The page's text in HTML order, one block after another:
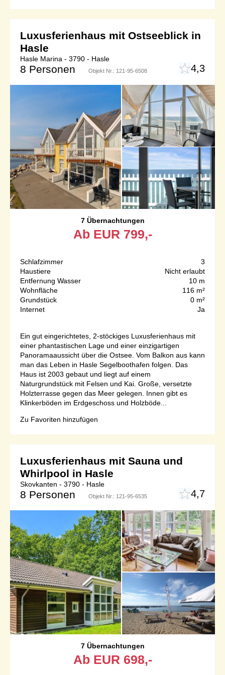
Luxusferienhaus mit Ostseeblick in
Hasle
Hasle Marina - 3790 - Hasle
8 Personen Objekt Nr.: 121-95-6508 4,3
7 Übernachtungen
Ab EUR 799,-
Schlafzimmer
3
Haustiere
Nicht erlaubt
Entfernung Wasser
10 m
Wohnfläche
116 m²
Grundstück
0 m²
Internet
Ja
Ein gut eingerichtetes, 2-stöckiges Luxusferienhaus mit
einer phantastischen Lage und einer einzigartigen
Panoramaaussicht über die Ostsee. Vom Balkon aus kann
man das Leben in Hasle Segelboothafen folgen. Das
Haus ist 2003 gebaut und liegt auf einem
Naturgrundstück mit Felsen und Kai. Große, versetzte
Holzterrasse gegen das Meer gelegen. Innen gibt es
Klinkerböden im Erdgeschoss und Holzböde...
Zu Favoriten hinzufügen
Luxusferienhaus mit Sauna und
Whirlpool in Hasle
Skovkanten - 3790 - Hasle
8 Personen Objekt Nr.: 121-95-6535 4,7
7 Übernachtungen
Ab EUR 698,-